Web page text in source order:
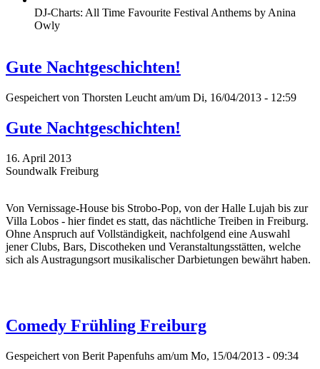
DJ-Charts: All Time Favourite Festival Anthems by Anina
Owly
Gute Nachtgeschichten!
Gespeichert von Thorsten Leucht am/um Di, 16/04/2013 - 12:59
Gute Nachtgeschichten!
16. April 2013
Soundwalk Freiburg
Von Vernissage-House bis Strobo-Pop, von der Halle Lujah bis zur
Villa Lobos - hier findet es statt, das nächtliche Treiben in Freiburg.
Ohne Anspruch auf Vollständigkeit, nachfolgend eine Auswahl
jener Clubs, Bars, Discotheken und Veranstaltungsstätten, welche
sich als Austragungsort musikalischer Darbietungen bewährt haben.
Comedy Frühling Freiburg
Gespeichert von Berit Papenfuhs am/um Mo, 15/04/2013 - 09:34